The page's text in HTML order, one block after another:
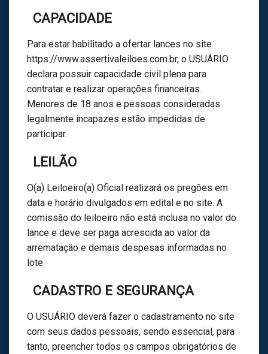
CAPACIDADE
Para estar habilitado a ofertar lances no site
https://www.assertivaleiloes.com.br, o USUÁRIO
declara possuir capacidade civil plena para
contratar e realizar operações financeiras.
Menores de 18 anos e pessoas consideradas
legalmente incapazes estão impedidas de
participar.
LEILÃO
O(a) Leiloeiro(a) Oficial realizará os pregões em
data e horário divulgados em edital e no site. A
comissão do leiloeiro não está inclusa no valor do
lance e deve ser paga acrescida ao valor da
arrematação e demais despesas informadas no
lote.
CADASTRO E SEGURANÇA
O USUÁRIO deverá fazer o cadastramento no site
com seus dados pessoais, sendo essencial, para
tanto, preencher todos os campos obrigatórios de